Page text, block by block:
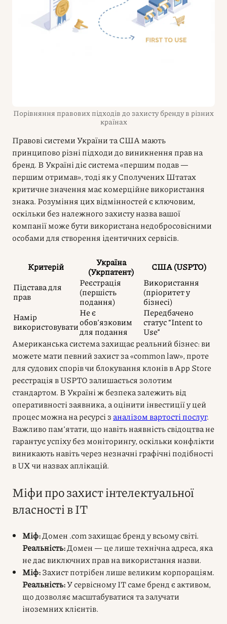
Порівняння правових підходів до захисту бренду в різних
країнах
Правові системи України та США мають
принципово різні підходи до виникнення прав на
бренд. В Україні діє система «першим подав —
першим отримав», тоді як у Сполучених Штатах
критичне значення має комерційне використання
знака. Розуміння цих відмінностей є ключовим,
оскільки без належного захисту назва вашої
компанії може бути використана недобросовісними
особами для створення ідентичних сервісів.
Критерій
Україна
(Укрпатент)
США (USPTO)
Підстава для
прав
Реєстрація
(першість
подання)
Використання
(пріоритет у
бізнесі)
Намір
використовувати
Не є
обов’язковим
для подання
Передбачено
статус “Intent to
Use”
Американська система захищає реальний бізнес: ви
можете мати певний захист за «common law», проте
для судових спорів чи блокування клонів в App Store
реєстрація в USPTO залишається золотим
стандартом. В Україні ж безпека залежить від
оперативності заявника, а оцінити інвестиції у цей
процес можна на ресурсі з аналізом вартості послуг.
Важливо пам’ятати, що навіть наявність свідоцтва не
гарантує успіху без моніторингу, оскільки конфлікти
виникають навіть через незначні графічні подібності
в UX чи назвах аплікацій.
Міфи про захист інтелектуальної
власності в IT
Міф:Домен .com захищає бренд у всьому світі.
Реальність:Домен — це лише технічна адреса, яка
не дає виключних прав на використання назви.
Міф:Захист потрібен лише великим корпораціям.
Реальність:У сервісному IT саме бренд є активом,
що дозволяє масштабуватися та залучати
іноземних клієнтів.